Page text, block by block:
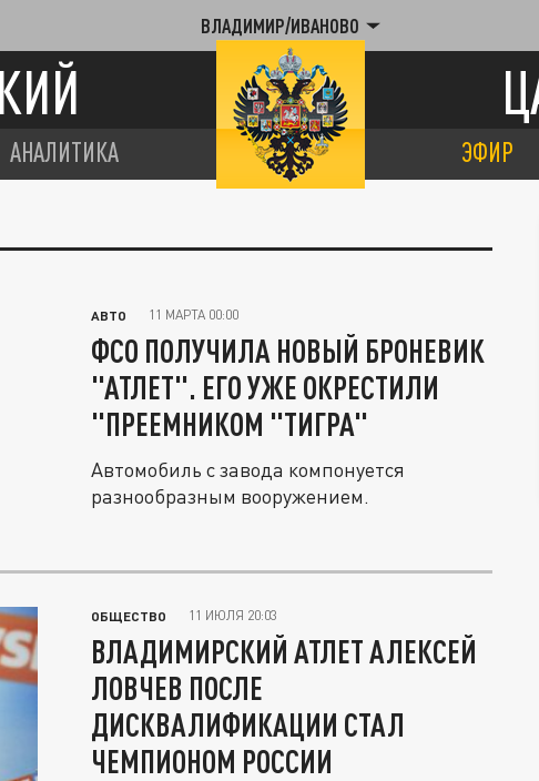
ВЛАДИМИР/ИВАНОВО
АНАЛИТИКА ЭФИР
АВТО 11 МАРТА 00:00
ФСО ПОЛУЧИЛА НОВЫЙ БРОНЕВИК
"АТЛЕТ". ЕГО УЖЕ ОКРЕСТИЛИ
"ПРЕЕМНИКОМ "ТИГРА"
Автомобиль с завода компонуется
разнообразным вооружением.
ОБЩЕСТВО 11 ИЮЛЯ 20:03
ВЛАДИМИРСКИЙ АТЛЕТ АЛЕКСЕЙ
ЛОВЧЕВ ПОСЛЕ
ДИСКВАЛИФИКАЦИИ СТАЛ
ЧЕМПИОНОМ РОССИИ